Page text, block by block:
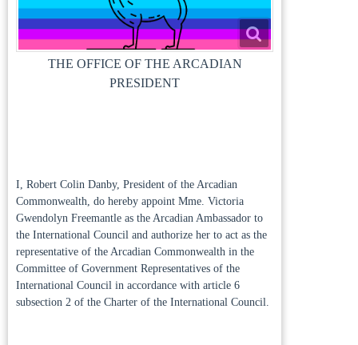
THE OFFICE OF THE ARCADIAN
PRESIDENT
I, Robert Colin Danby, President of the Arcadian
Commonwealth, do hereby appoint Mme. Victoria
Gwendolyn Freemantle as the Arcadian Ambassador to
the International Council and authorize her to act as the
representative of the Arcadian Commonwealth in the
Committee of Government Representatives of the
International Council in accordance with article 6
subsection 2 of the Charter of the International Council.